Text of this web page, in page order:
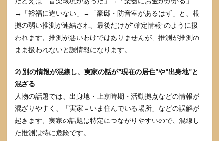
常田
大希
の家
職業
はど
で確
かか
5.3
常田
大希
の祖
父の
受章
→「裕福に違いない」→「豪邸・防音室があるはず」と、根
拠の弱い推測が連結され、最後だけが“確定情報”のように扱
われます。推測が悪いわけではありませんが、推測が推測の
まま扱われないと誤情報になります。
2) 別の情報が混線し、実家の話が“現在の居住”や“出身地”と
混ざる
人物の話題では、出身地・上京時期・活動拠点などの情報が
混ざりやすく、「実家＝いま住んでいる場所」などの誤解が
起きます。実家の話題は特定につながりやすいので、混線し
た推測は特に危険です。